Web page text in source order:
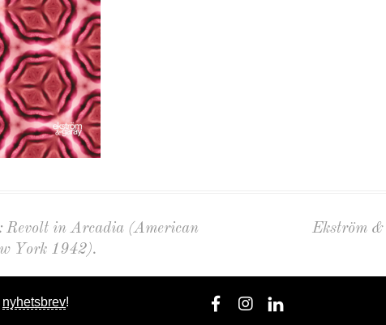
Revolt in Arcadia (American
York 1942).
Ekström &
nyhetsbrev!